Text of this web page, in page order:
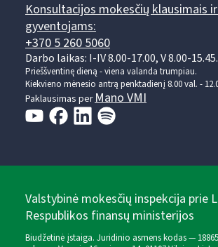
Konsultacijos mokesčių klausimais
gyventojams:
+370 5 260 5060
Darbo laikas: I-IV 8.00-17.00, V 8.00-15.45.
Prieššventinę dieną - viena valanda trumpiau.
Kiekvieno mėnesio antrą penktadienį 8.00 val. -
Paklausimas perMano VMI
Valstybinė mokesčių inspekcija prie
Respublikos finansų ministerijos
Biudžetinė įstaiga. Juridinio asmens kodas —